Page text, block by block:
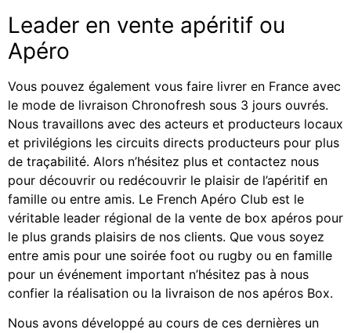
Leader en vente apéritif ou
Apéro
Vous pouvez également vous faire livrer en France avec
le mode de livraison Chronofresh sous 3 jours ouvrés.
Nous travaillons avec des acteurs et producteurs locaux
et privilégions les circuits directs producteurs pour plus
de traçabilité. Alors n’hésitez plus et contactez nous
pour découvrir ou redécouvrir le plaisir de l’apéritif en
famille ou entre amis. Le French Apéro Club est le
véritable leader régional de la vente de box apéros pour
le plus grands plaisirs de nos clients. Que vous soyez
entre amis pour une soirée foot ou rugby ou en famille
pour un événement important n’hésitez pas à nous
confier la réalisation ou la livraison de nos apéros Box.
Nous avons développé au cours de ces dernières un